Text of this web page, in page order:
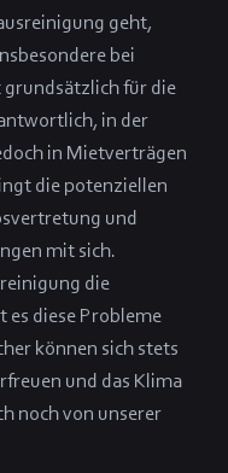
geht,
bei
für die
in der
in Mietverträgen
die potenziellen
und
mit sich.
die
es diese Probleme
können sich stets
und das Klima
noch von unserer